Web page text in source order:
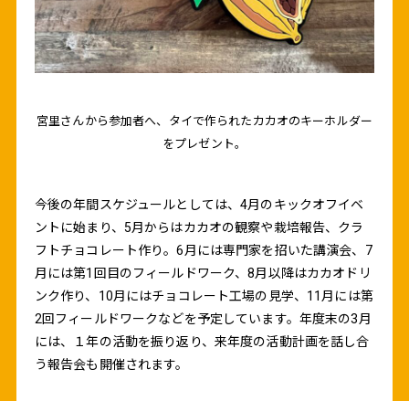
宮里さんから参加者へ、タイで作られたカカオのキーホルダー
をプレゼント。
今後の年間スケジュールとしては、4月のキックオフイベ
ントに始まり、5月からはカカオの観察や栽培報告、クラ
フトチョコレート作り。6月には専門家を招いた講演会、7
月には第1回目のフィールドワーク、8月以降はカカオドリ
ンク作り、10月にはチョコレート工場の見学、11月には第
2回フィールドワークなどを予定しています。年度末の3月
には、１年の活動を振り返り、来年度の活動計画を話し合
う報告会も開催されます。